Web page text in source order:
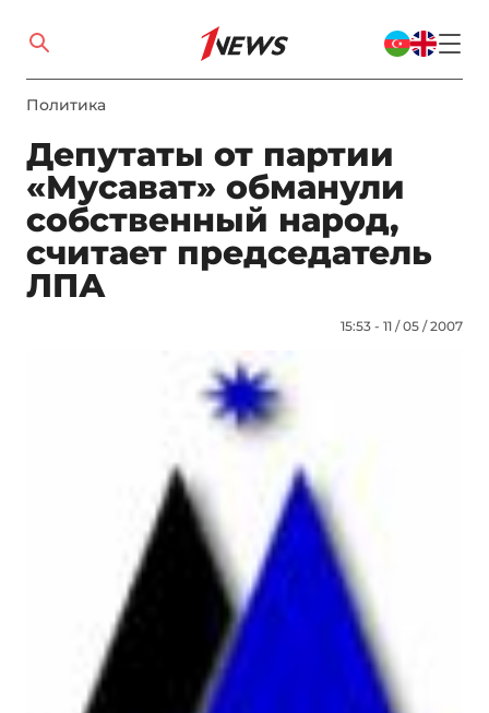
Политика
Депутаты от партии
«Мусават» обманули
собственный народ,
считает председатель
ЛПА
15:53 - 11 / 05 / 2007